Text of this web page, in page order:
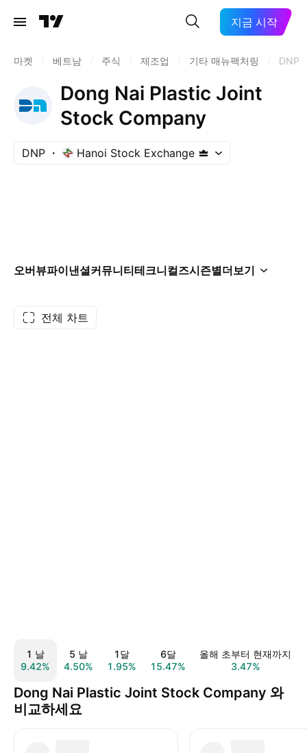
지금 시작
마켓 베트남 주식 제조업 기타 매뉴팩처링 DNP
Dong Nai Plastic Joint
Stock Company
DNP Hanoi Stock Exchange
오버뷰파이낸셜커뮤니티테크니컬즈시즌별더보기
전체 차트
1 날
9.42%
5 날
4.50%
1달
1.95%
6달
15.47%
올해 초부터 현재까지
3.47%
Dong Nai Plastic Joint Stock Company 와
비교하세요